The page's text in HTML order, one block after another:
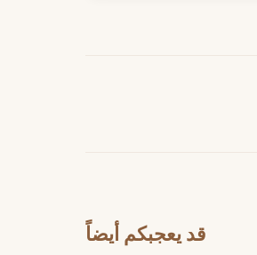
قد يعجبكم أيضاً